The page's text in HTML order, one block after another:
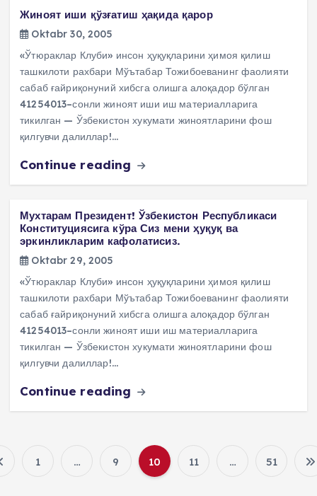
Жиноят иши қўзғатиш ҳақида қарор
Oktabr 30, 2005
«Ўтюраклар Клуби» инсон ҳуқуқларини ҳимоя қилиш
ташкилоти рахбари Мўътабар Тожибоеванинг фаолияти
сабаб ғайриқонуний хибсга олишга алоқадор бўлган
41254013–сонли жиноят иши иш материалларига
тикилган — Ўзбекистон хукумати жиноятларини фош
қилгувчи далиллар!…
Continue reading
Мухтарам Президент! Ўзбекистон Республикаси
Конституциясига кўра Сиз мени ҳуқуқ ва
эркинликларим кафолатисиз.
Oktabr 29, 2005
«Ўтюраклар Клуби» инсон ҳуқуқларини ҳимоя қилиш
ташкилоти рахбари Мўътабар Тожибоеванинг фаолияти
сабаб ғайриқонуний хибсга олишга алоқадор бўлган
41254013–сонли жиноят иши иш материалларига
тикилган — Ўзбекистон хукумати жиноятларини фош
қилгувчи далиллар!…
Continue reading
P
1 … 9 10 11 … 51